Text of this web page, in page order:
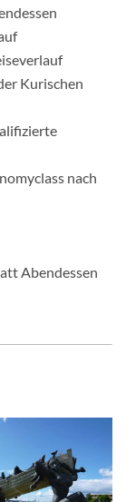
Kurischen
nach
Abendessen